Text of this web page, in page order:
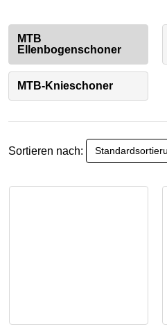
MTB
Ellenbogenschoner
MTB-Knieschoner
Sortieren nach: